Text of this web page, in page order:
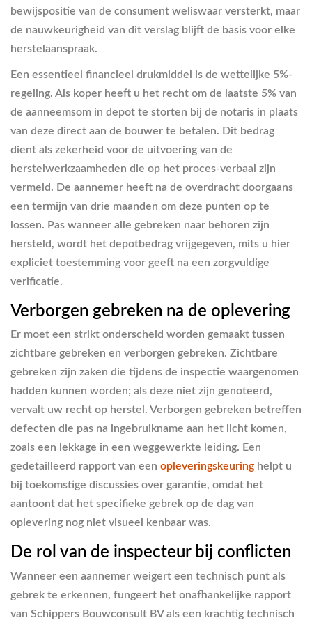
bewijspositie van de consument weliswaar versterkt, maar
de nauwkeurigheid van dit verslag blijft de basis voor elke
herstelaanspraak.
Een essentieel financieel drukmiddel is de wettelijke 5%-
regeling. Als koper heeft u het recht om de laatste 5% van
de aanneemsom in depot te storten bij de notaris in plaats
van deze direct aan de bouwer te betalen. Dit bedrag
dient als zekerheid voor de uitvoering van de
herstelwerkzaamheden die op het proces-verbaal zijn
vermeld. De aannemer heeft na de overdracht doorgaans
een termijn van drie maanden om deze punten op te
lossen. Pas wanneer alle gebreken naar behoren zijn
hersteld, wordt het depotbedrag vrijgegeven, mits u hier
expliciet toestemming voor geeft na een zorgvuldige
verificatie.
Verborgen gebreken na de oplevering
Er moet een strikt onderscheid worden gemaakt tussen
zichtbare gebreken en verborgen gebreken. Zichtbare
gebreken zijn zaken die tijdens de inspectie waargenomen
hadden kunnen worden; als deze niet zijn genoteerd,
vervalt uw recht op herstel. Verborgen gebreken betreffen
defecten die pas na ingebruikname aan het licht komen,
zoals een lekkage in een weggewerkte leiding. Een
gedetailleerd rapport van een opleveringskeuring helpt u
bij toekomstige discussies over garantie, omdat het
aantoont dat het specifieke gebrek op de dag van
oplevering nog niet visueel kenbaar was.
De rol van de inspecteur bij conflicten
Wanneer een aannemer weigert een technisch punt als
gebrek te erkennen, fungeert het onafhankelijke rapport
van Schippers Bouwconsult BV als een krachtig technisch